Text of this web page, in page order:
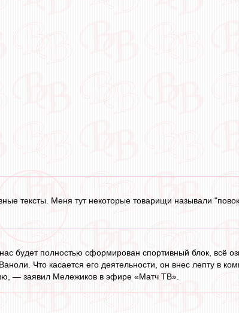
тексты. Меня тут некоторые товарищи называли
будет полностью сформирован спортивный блок, всё
Что касается его деятельности, он внес лепту в
— заявил Мележиков в эфире «Матч ТВ».